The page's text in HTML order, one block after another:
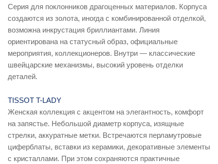
Серия для поклонников драгоценных материалов. Корпуса
создаются из золота, иногда с комбинированной отделкой,
возможна инкрустация бриллиантами. Линия
ориентирована на статусный образ, официальные
мероприятия, коллекционеров. Внутри — классические
швейцарские механизмы, высокий уровень отделки
деталей.
TISSOT T-LADY
Женская коллекция с акцентом на элегантность, комфорт
на запястье. Небольшой диаметр корпуса, изящные
стрелки, аккуратные метки. Встречаются перламутровые
циферблаты, вставки из керамики, декоративные элементы
с кристаллами. При этом сохраняются практичные